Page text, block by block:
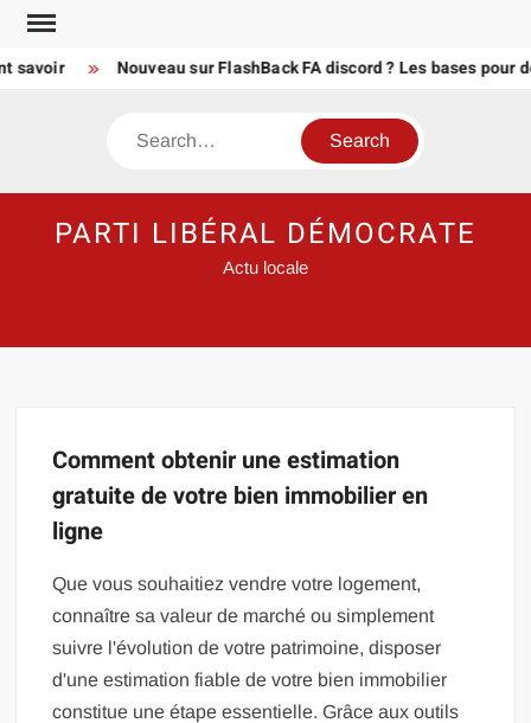
Skip
content
savoir Nouveau sur FlashBack FA discord ? Les bases pour
Search
PARTI LIBÉRAL DÉMOCRATE
Actu locale
Comment obtenir une estimation
gratuite de votre bien immobilier en
ligne
Que vous souhaitiez vendre votre logement,
connaître sa valeur de marché ou simplement
suivre l'évolution de votre patrimoine, disposer
d'une estimation fiable de votre bien immobilier
constitue une étape essentielle. Grâce aux outils